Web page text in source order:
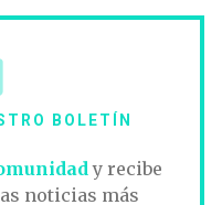
BOLETÍN
y recibe
noticias más